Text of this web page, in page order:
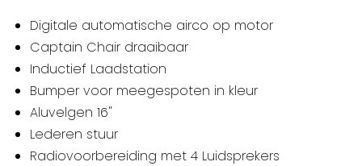
Digitale automatische airco op motor
Captain Chair draaibaar
Inductief Laadstation
Bumper voor meegespoten in kleur
Aluvelgen 16"
Lederen stuur
Radiovoorbereiding met 4 Luidsprekers